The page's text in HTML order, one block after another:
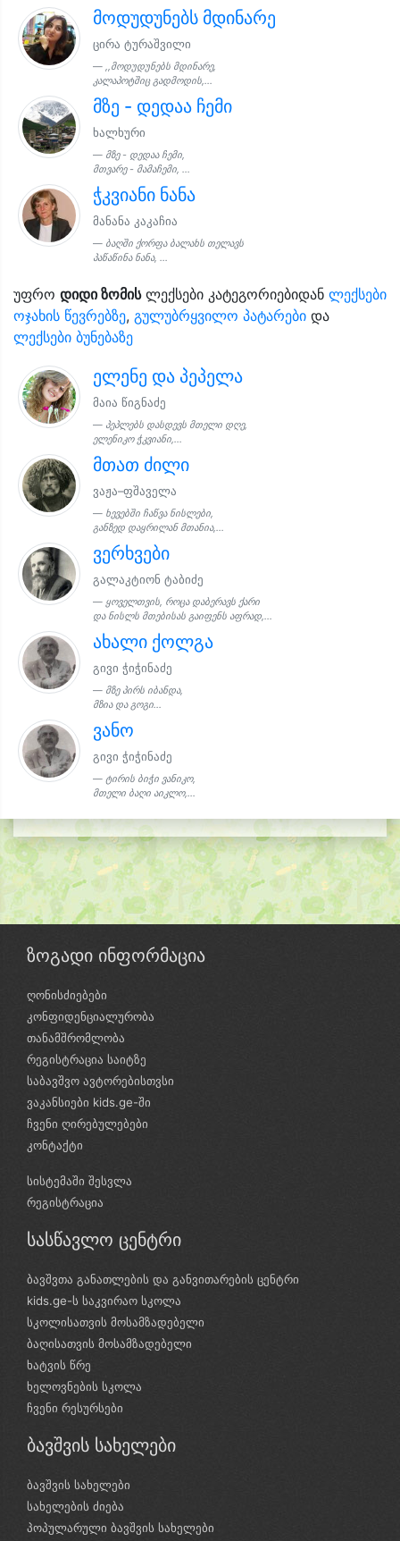
მოდუდუნებს მდინარე
ცირა ტურაშვილი
,,მოდუდუნებს მდინარე,
კალაპოტშიც გადმოდის,...
მზე - დედაა ჩემი
ხალხური
მზე - დედაა ჩემი,
მთვარე - მამაჩემი, ...
ჭკვიანი ნანა
მანანა კაკაჩია
ბაღში ქორფა ბალახს თელავს
პაწაწინა ნანა, ...
უფრო დიდი ზომისლექსები კატეგორიებიდან ლექსები
ოჯახის წევრებზე, გულუბრყვილო პატარები და
ლექსები ბუნებაზე
ელენე და პეპელა
მაია წიგნაძე
პეპლებს დასდევს მთელი დღე,
ელენიკო ჭკვიანი,...
მთათ ძილი
ვაჟა–ფშაველა
ხევებში ჩაწვა ნისლები,
განზედ დაყრილან მთანია,...
ვერხვები
გალაკტიონ ტაბიძე
ყოველთვის, როცა დაბერავს ქარი
და ნისლს მთებისას გაიფენს აფრად,...
ახალი ქოლგა
გივი ჭიჭინაძე
მზე პირს იბანდა,
მზია და გოგი...
ვანო
გივი ჭიჭინაძე
ტირის ბიჭი ვანიკო,
მთელი ბაღი აიკლო,...
ზოგადი ინფორმაცია
ღონისძიებები
კონფიდენციალურობა
თანამშრომლობა
რეგისტრაცია საიტზე
საბავშვო ავტორებისთვსი
ვაკანსიები kids.ge-ში
ჩვენი ღირებულებები
კონტაქტი
სისტემაში შესვლა
რეგისტრაცია
სასწავლო ცენტრი
ბავშვთა განათლების და განვითარების ცენტრი
kids.ge-ს საკვირაო სკოლა
სკოლისათვის მოსამზადებელი
ბაღისათვის მოსამზადებელი
ხატვის წრე
ხელოვნების სკოლა
ჩვენი რესურსები
ბავშვის სახელები
ბავშვის სახელები
სახელების ძიება
პოპულარული ბავშვის სახელები